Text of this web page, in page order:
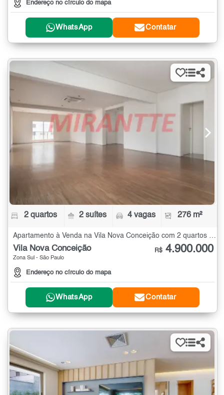
Endereço no círculo do mapa
WhatsApp Contatar
2 quartos 2 suítes 4 vagas 276 m²
Vila Nova Conceição
Zona Sul - São Paulo
Endereço no círculo do mapa
R$ 4.900.000
WhatsApp Contatar